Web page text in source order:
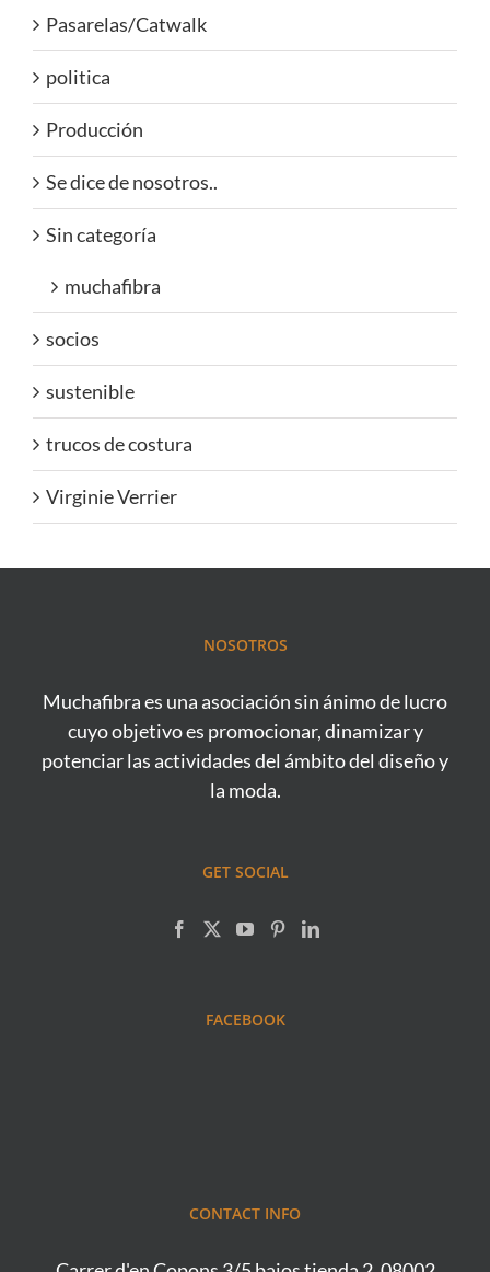
Pasarelas/Catwalk
politica
Producción
Se dice de nosotros..
Sin categoría
muchafibra
socios
sustenible
trucos de costura
Virginie Verrier
NOSOTROS
Muchafibra es una asociación sin ánimo de lucro
cuyo objetivo es promocionar, dinamizar y
potenciar las actividades del ámbito del diseño y
la moda.
GET SOCIAL
FACEBOOK
CONTACT INFO